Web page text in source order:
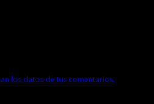
los datos de tus comentarios.